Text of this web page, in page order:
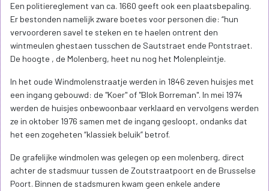
Een politiereglement van ca. 1660 geeft ook een plaatsbepaling.
Er bestonden namelijk zware boetes voor personen die: “hun
vervoorderen savel te steken en te haelen ontrent den
wintmeulen ghestaen tusschen de Sautstraet ende Pontstraet.
De hoogte , de Molenberg, heet nu nog het Molenpleintje.
In het oude Windmolenstraatje werden in 1846 zeven huisjes met
een ingang gebouwd: de "Koer" of "Blok Borreman". In mei 1974
werden de huisjes onbewoonbaar verklaard en vervolgens werden
ze in oktober 1976 samen met de ingang gesloopt, ondanks dat
het een zogeheten “klassiek beluik” betrof.
De grafelijke windmolen was gelegen op een molenberg, direct
achter de stadsmuur tussen de Zoutstraatpoort en de Brusselse
Poort. Binnen de stadsmuren kwam geen enkele andere